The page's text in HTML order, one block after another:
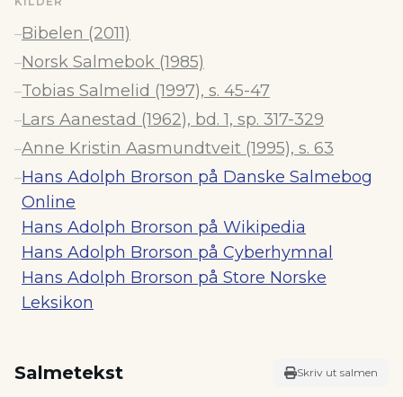
–Bibelen (2011)
–Norsk Salmebok (1985)
–Tobias Salmelid (1997), s. 45-47
–Lars Aanestad (1962), bd. 1, sp. 317-329
–Anne Kristin Aasmundtveit (1995), s. 63
–Hans Adolph Brorson på Danske Salmebog
Online
Hans Adolph Brorson på Wikipedia
Hans Adolph Brorson på Cyberhymnal
Hans Adolph Brorson på Store Norske
Leksikon
Salmetekst Skriv ut salmen